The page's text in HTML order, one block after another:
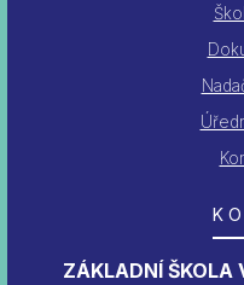
ZÁKLADNÍ ŠKOLA